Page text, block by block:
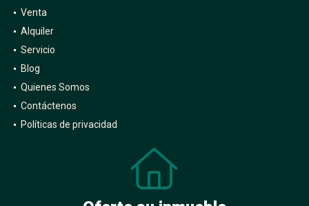
Venta
Alquiler
Servicio
Blog
Quienes Somos
Contáctenos
Políticas de privacidad